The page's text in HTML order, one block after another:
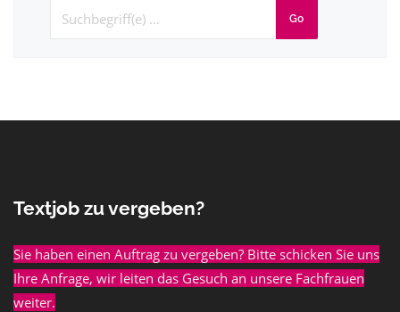
Go
Textjob zu vergeben?
Sie haben einen Auftrag zu vergeben? Bitte schicken Sie uns
Ihre Anfrage, wir leiten das Gesuch an unsere Fachfrauen
weiter.